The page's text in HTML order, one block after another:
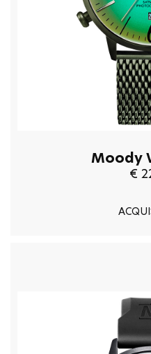
Moody
€